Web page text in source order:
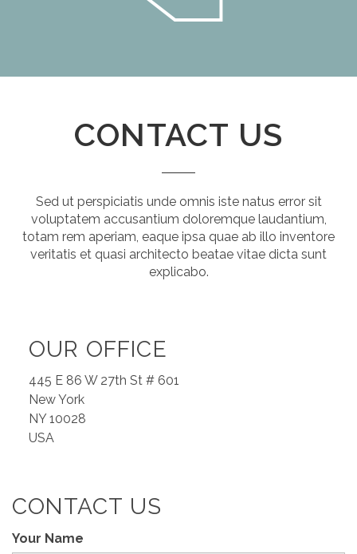
CONTACT US
Sed ut perspiciatis unde omnis iste natus error sit
voluptatem accusantium doloremque laudantium,
totam rem aperiam, eaque ipsa quae ab illo inventore
veritatis et quasi architecto beatae vitae dicta sunt
explicabo.
OUR OFFICE
445 E 86 W 27th St # 601
New York
NY 10028
USA
CONTACT US
Your Name